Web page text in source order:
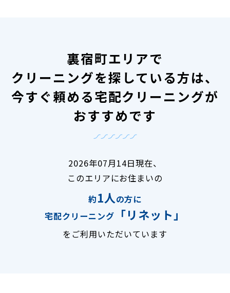
裏宿町エリアで
クリーニングを探している方は、
今すぐ頼める宅配クリーニングが
おすすめです
2026年07月14日現在、
このエリアにお住まいの
約1人の方に
宅配クリーニング
「リネット」
をご利用いただいています